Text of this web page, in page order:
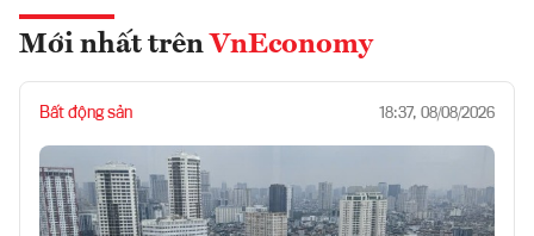
Mới nhất trên VnEconomy
Bất động sản 18:37, 08/08/2026